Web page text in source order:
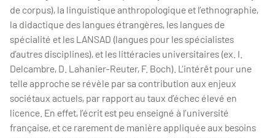
de corpus), la linguistique anthropologique et l’ethnographie,
la didactique des langues étrangères, les langues de
spécialité et les LANSAD (langues pour les spécialistes
d’autres disciplines), et les littéracies universitaires (ex. I.
Delcambre, D. Lahanier-Reuter, F. Boch). L’intérêt pour une
telle approche se révèle par sa contribution aux enjeux
sociétaux actuels, par rapport au taux d’échec élevé en
licence. En effet, l’écrit est peu enseigné à l’université
française, et ce rarement de manière appliquée aux besoins